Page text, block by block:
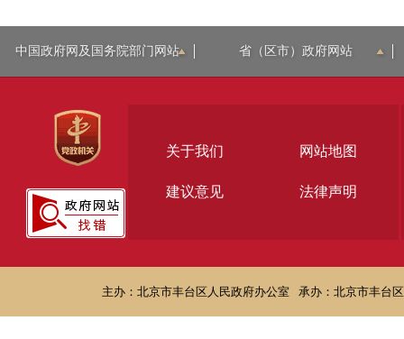
中国政府网及国务院部门网站 省（区市）政府网站
关于我们 网站地图
建议意见 法律声明
主办：北京市丰台区人民政府办公室 承办：北京市丰台